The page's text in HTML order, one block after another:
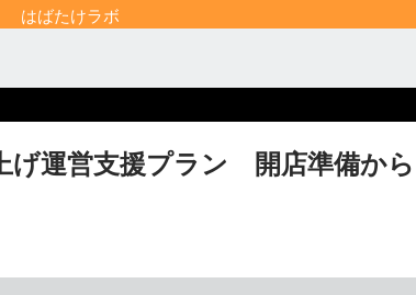
はばたけラボ
げ運営支援プラン 開店準備から